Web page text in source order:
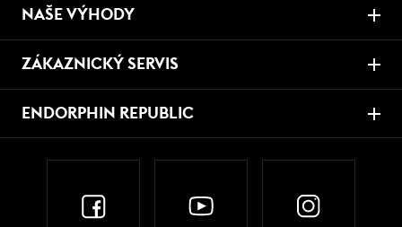
NAŠE VÝHODY
ZÁKAZNICKÝ SERVIS
ENDORPHIN REPUBLIC